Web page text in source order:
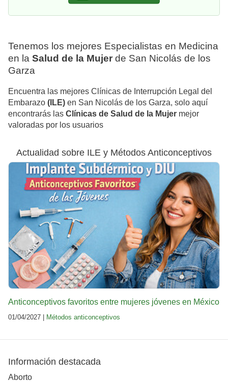
Tenemos los mejores Especialistas en Medicina
en la Salud de la Mujer de San Nicolás de los
Garza
Encuentra las mejores Clínicas de Interrupción Legal del
Embarazo (ILE) en San Nicolás de los Garza, solo aquí
encontrarás las Clínicas de Salud de la Mujer mejor
valoradas por los usuarios
Actualidad sobre ILE y Métodos Anticonceptivos
Anticonceptivos favoritos entre mujeres jóvenes en México
01/04/2027 | Métodos anticonceptivos
Información destacada
Aborto